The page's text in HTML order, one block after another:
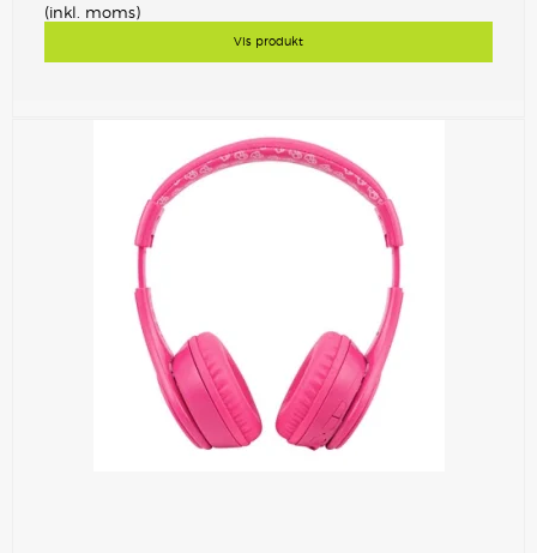
(inkl. moms)
Vis produkt